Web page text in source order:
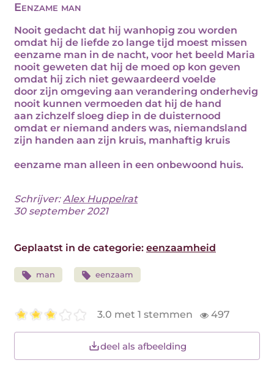
Eenzame man
Nooit gedacht dat hij wanhopig zou worden
omdat hij de liefde zo lange tijd moest missen
eenzame man in de nacht, voor het beeld Maria
nooit geweten dat hij de moed op kon geven
omdat hij zich niet gewaardeerd voelde
door zijn omgeving aan verandering onderhevig
nooit kunnen vermoeden dat hij de hand
aan zichzelf sloeg diep in de duisternood
omdat er niemand anders was, niemandsland
zijn handen aan zijn kruis, manhaftig kruis
eenzame man alleen in een onbewoond huis.
Schrijver:Alex Huppelrat
30 september 2021
Geplaatst in de categorie: eenzaamheid
man eenzaam
3.0 met 1 stemmen 497
deel als afbeelding